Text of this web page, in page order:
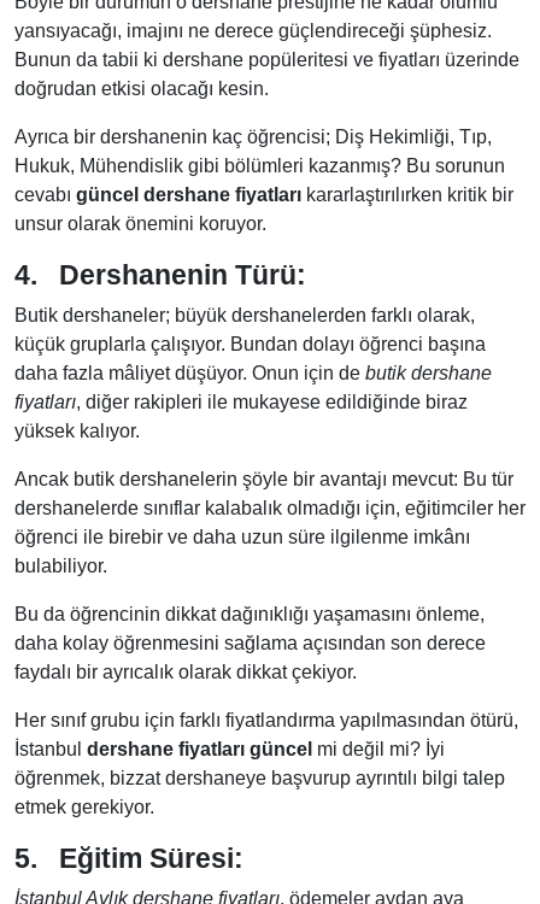
yansıyacağı, imajını ne derece güçlendireceği şüphesiz.
Bunun da tabii ki dershane popüleritesi ve fiyatları üzerinde
doğrudan etkisi olacağı kesin.
Ayrıca bir dershanenin kaç öğrencisi; Diş Hekimliği, Tıp,
Hukuk, Mühendislik gibi bölümleri kazanmış? Bu sorunun
cevabı güncel dershane fiyatları kararlaştırılırken kritik bir
unsur olarak önemini koruyor.
4. Dershanenin Türü:
Butik dershaneler; büyük dershanelerden farklı olarak,
küçük gruplarla çalışıyor. Bundan dolayı öğrenci başına
daha fazla mâliyet düşüyor. Onun için de butik dershane
fiyatları, diğer rakipleri ile mukayese edildiğinde biraz
yüksek kalıyor.
Ancak butik dershanelerin şöyle bir avantajı mevcut: Bu tür
dershanelerde sınıflar kalabalık olmadığı için, eğitimciler her
öğrenci ile birebir ve daha uzun süre ilgilenme imkânı
bulabiliyor.
Bu da öğrencinin dikkat dağınıklığı yaşamasını önleme,
daha kolay öğrenmesini sağlama açısından son derece
faydalı bir ayrıcalık olarak dikkat çekiyor.
Her sınıf grubu için farklı fiyatlandırma yapılmasından ötürü,
İstanbul dershane fiyatları güncel mi değil mi? İyi
öğrenmek, bizzat dershaneye başvurup ayrıntılı bilgi talep
etmek gerekiyor.
5. Eğitim Süresi:
İstanbul Aylık dershane fiyatları, ödemeler aydan aya